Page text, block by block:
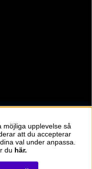
möjliga upplevelse så
att du accepterar
val under anpassa.
du här.